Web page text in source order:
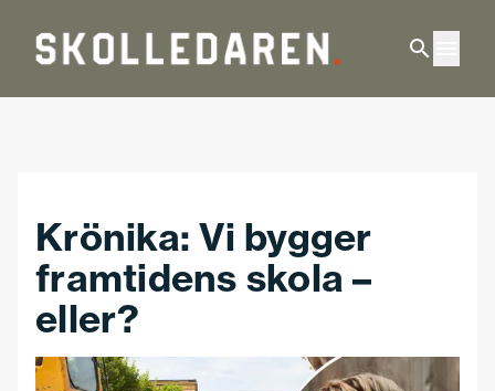
Krönika: Vi bygger
framtidens skola –
eller?